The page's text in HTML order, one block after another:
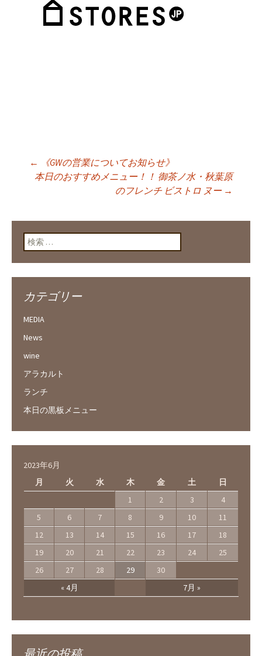
投稿ナビゲーショ
ン
←
《GWの営業についてお知らせ》
本日のおすすめメニュー！！ 御茶ノ水・秋葉原
のフレンチ ビストロ ヌー →
検索:
カテゴリー
MEDIA
News
wine
アラカルト
ランチ
本日の黒板メニュー
2023年6月
月
火 水 木 金 土 日
« 4月 7月 »
1 2 3
4
5
6 7 8 9 10
11
12
13 14 15 16 17
18
19
20 21 22 23 24
25
26
27 28 29 30